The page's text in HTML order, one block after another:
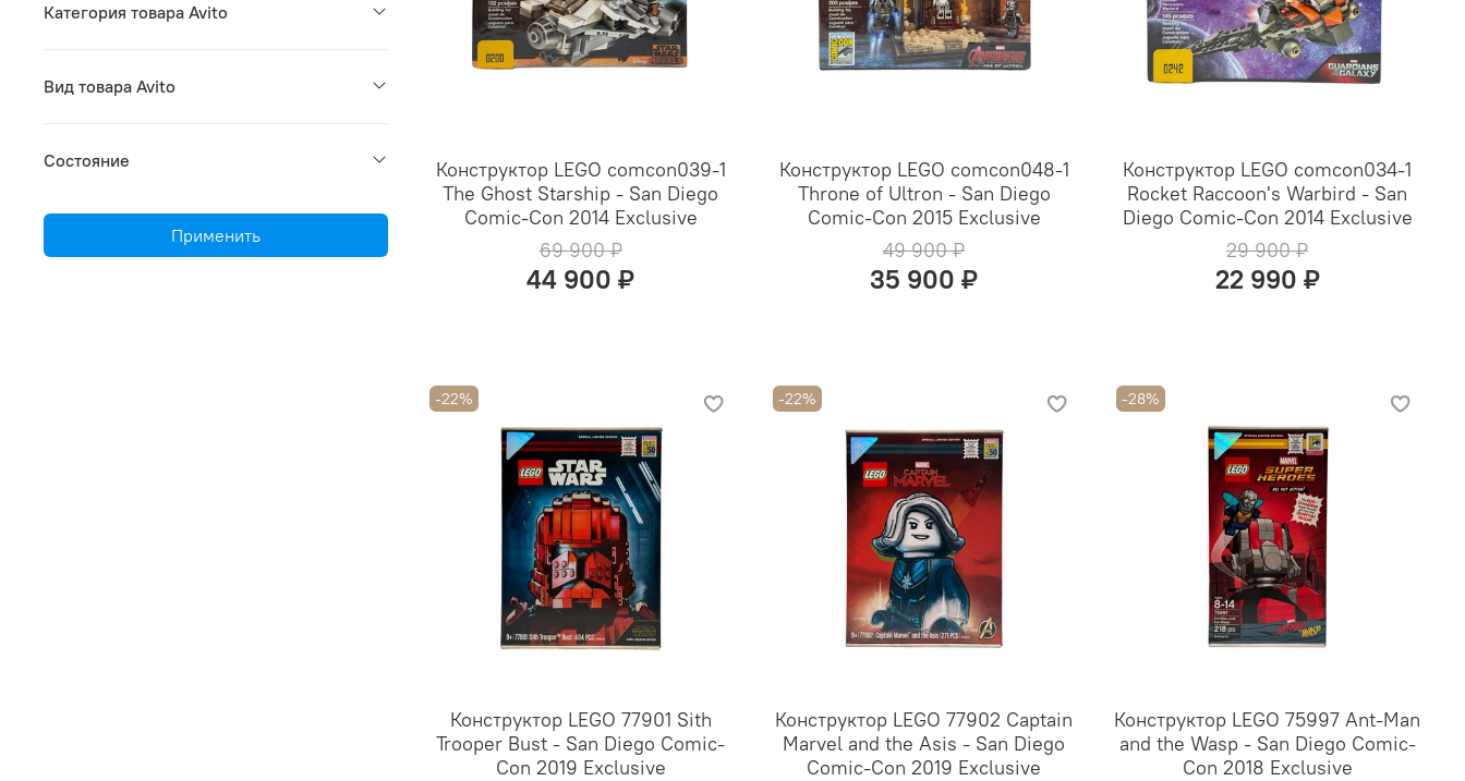
Конструктор LEGO comcon039-1
The Ghost Starship - San Diego
Comic-Con 2014 Exclusive
69 900 ₽
44 900 ₽
Конструктор LEGO comcon048-1
Throne of Ultron - San Diego
Comic-Con 2015 Exclusive
49 900 ₽
35 900 ₽
Конструктор LEGO comcon034-1
Rocket Raccoon's Warbird - San
Diego Comic-Con 2014 Exclusive
29 900 ₽
22 990 ₽
-22%
Конструктор LEGO 77901 Sith
Trooper Bust - San Diego Comic-
Con 2019 Exclusive
-22%
Конструктор LEGO 77902 Captain
Marvel and the Asis - San Diego
Comic-Con 2019 Exclusive
-28%
Конструктор LEGO 75997 Ant-Man
and the Wasp - San Diego Comic-
Con 2018 Exclusive
Категория товара Avito
Вид товара Avito
Состояние
Применить